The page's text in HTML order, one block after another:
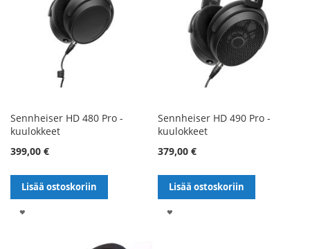
Sennheiser HD 480 Pro -
kuulokkeet
399,00 €
Lisää ostoskoriin
Sennheiser HD 490 Pro -
kuulokkeet
379,00 €
Lisää ostoskoriin